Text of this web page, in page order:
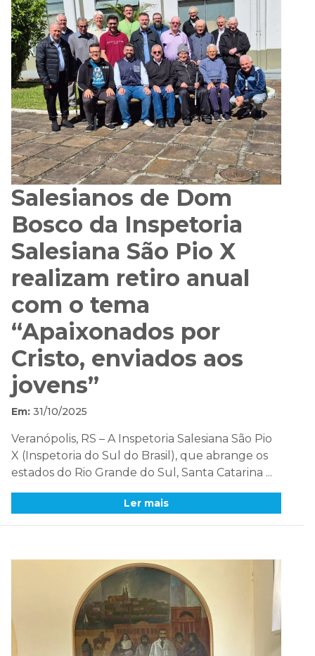
Salesianos de Dom
Bosco da Inspetoria
Salesiana São Pio X
realizam retiro anual
com o tema
“Apaixonados por
Cristo, enviados aos
jovens”
Em: 31/10/2025
Veranópolis, RS – A Inspetoria Salesiana São Pio
X (Inspetoria do Sul do Brasil), que abrange os
estados do Rio Grande do Sul, Santa Catarina ...
Ler mais